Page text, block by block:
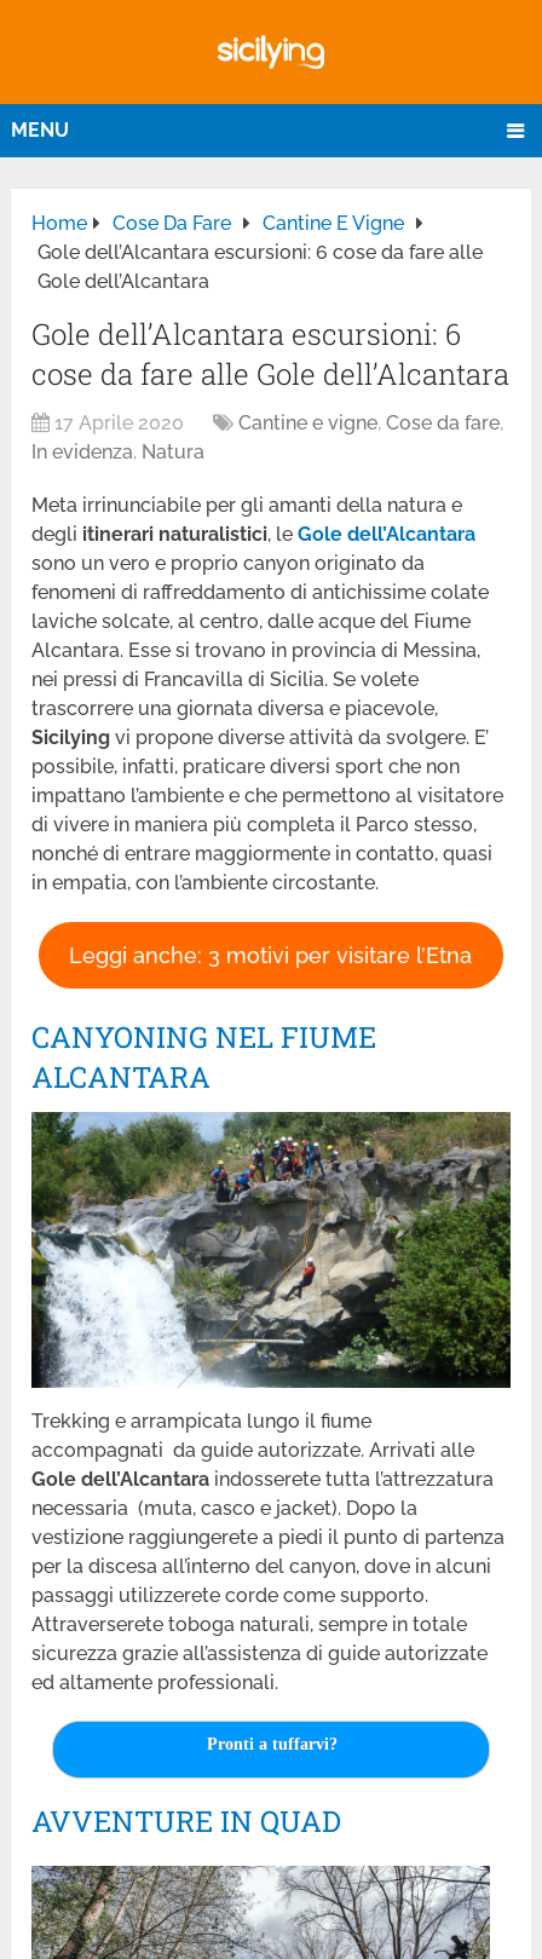
MENU
Home Cose Da Fare
Cantine E Vigne
Gole dell’Alcantara escursioni: 6 cose da fare alle
Gole dell’Alcantara
Gole dell’Alcantara escursioni: 6
cose da fare alle Gole dell’Alcantara
17 Aprile 2020 Cantine e vigne,Cose da fare,
In evidenza, Natura
Meta irrinunciabile per gli amanti della natura e
degli itinerari naturalistici, leGole dell’Alcantara
sono un vero e proprio canyon originato da
fenomeni di raffreddamento di antichissime colate
laviche solcate, al centro, dalle acque del Fiume
Alcantara. Esse si trovano in provincia di Messina,
nei pressi di Francavilla di Sicilia. Se volete
trascorrere una giornata diversa e piacevole,
Sicilying vi propone diverse attività da svolgere. E’
possibile, infatti, praticare diversi sport che non
impattano l’ambiente e che permettono al visitatore
di vivere in maniera più completa il Parco stesso,
nonché di entrare maggiormente in contatto, quasi
in empatia, con l’ambiente circostante.
Leggi anche: 3 motivi per visitare l’Etna
CANYONING NEL FIUME
ALCANTARA
Trekking e arrampicata lungo il fiume
accompagnati da guide autorizzate. Arrivati alle
Gole dell’Alcantara indosserete tutta l’attrezzatura
necessaria (muta, casco e jacket). Dopo la
vestizione raggiungerete a piedi il punto di partenza
per la discesa all’interno del canyon, dove in alcuni
passaggi utilizzerete corde come supporto.
Attraverserete toboga naturali, sempre in totale
sicurezza grazie all’assistenza di guide autorizzate
ed altamente professionali.
Pronti a tuffarvi?
AVVENTURE IN QUAD